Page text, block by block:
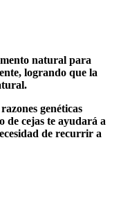
natural para
logrando que la
genéticas
de cejas te ayudará a
de recurrir a